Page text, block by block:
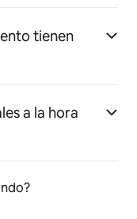
tienen
a la hora